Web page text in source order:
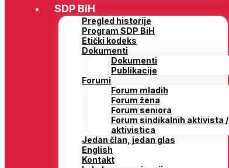
SDP BiH
Pregled historije
Program SDP BiH
Etički kodeks
Dokumenti
Dokumenti
Publikacije
Forumi
Forum mladih
Forum žena
Forum seniora
Forum sindikalnih aktivista /
aktivistica
Jedan član, jedan glas
English
Kontakt